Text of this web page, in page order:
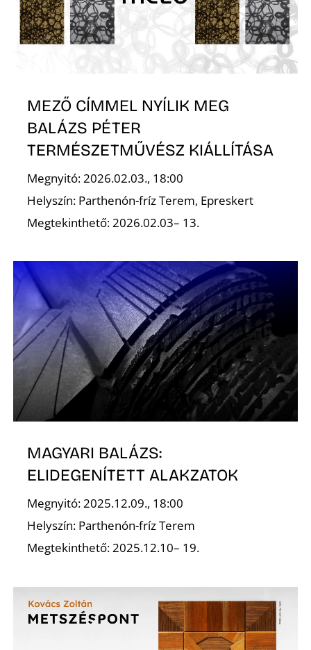
MEZŐ CÍMMEL NYÍLIK MEG
BALÁZS PÉTER
TERMÉSZETMŰVÉSZ KIÁLLÍTÁSA
Megnyitó: 2026.02.03., 18:00
Helyszín: Parthenón-fríz Terem, Epreskert
Megtekinthető: 2026.02.03– 13.
MAGYARI BALÁZS:
ELIDEGENÍTETT ALAKZATOK
Megnyitó: 2025.12.09., 18:00
Helyszín: Parthenón-fríz Terem
Megtekinthető: 2025.12.10– 19.